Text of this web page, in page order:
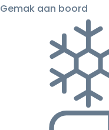
Gemak aan boord